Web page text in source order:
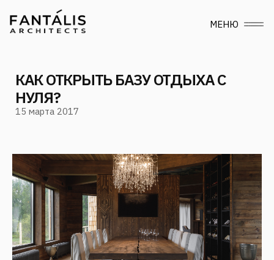
МЕНЮ
НУЛЯ?
Следите за нами
в социальных сетях